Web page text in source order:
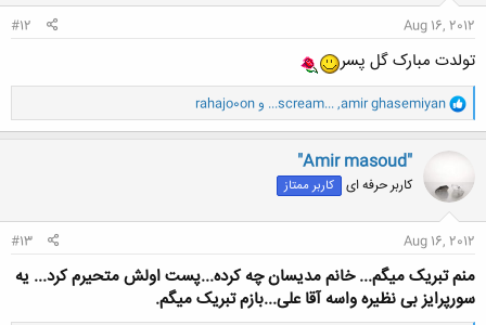
Aug 16, 2012
#12
تولدت مبارک گل پسر
و
ا
ک
ن
ه
ا
amir ghasemiyan
,
...scream... و rahajo0on
"Amir masoud"
کاربر حرفه ای کاربر ممتاز
Aug 16, 2012
#13
منم تبریک میگم... خانم مدیسان چه کرده...پست اولش متحیرم کرد... یه
سورپرایز بی نظیره واسه آقا علی...بازم تبریک میگم.